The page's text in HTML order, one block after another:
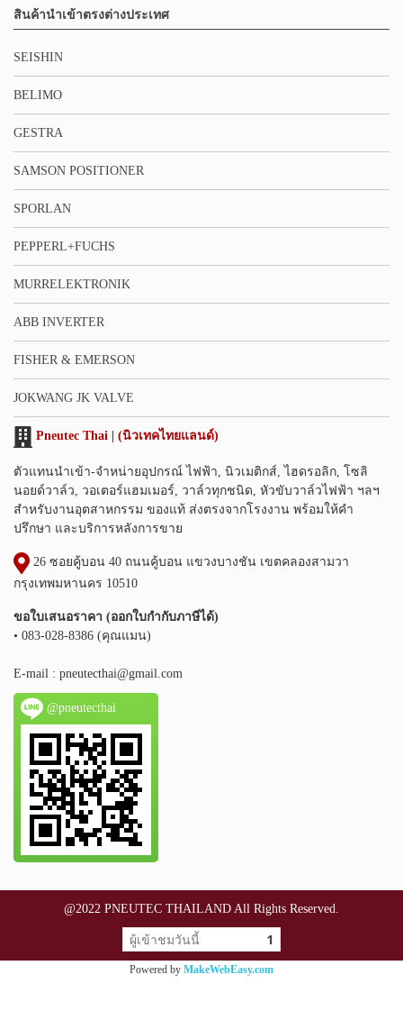
สินค้านำเข้าตรงต่างประเทศ
SEISHIN
BELIMO
GESTRA
SAMSON POSITIONER
SPORLAN
PEPPERL+FUCHS
MURRELEKTRONIK
ABB INVERTER
FISHER & EMERSON
JOKWANG JK VALVE
Pneutec Thai | (นิวเทคไทยแลนด์)
ตัวแทนนำเข้า-จำหน่ายอุปกรณ์ ไฟฟ้า, นิวเมติกส์, ไฮดรอลิก, โซลิ
นอยด์วาล์ว, วอเตอร์แฮมเมอร์, วาล์วทุกชนิด, หัวขับวาล์วไฟฟ้า ฯลฯ
สำหรับงานอุตสาหกรรม ของแท้ ส่งตรงจากโรงงาน พร้อมให้คำ
ปรึกษา และบริการหลังการขาย
26 ซอยคู้บอน 40 ถนนคู้บอน แขวงบางชัน เขตคลองสามวา
กรุงเทพมหานคร 10510
ขอใบเสนอราคา (ออกใบกำกับภาษีได้)
• 083-028-8386 (คุณแมน)
E-mail : pneutecthai@gmail.com
@pneutecthai
@2022 PNEUTEC THAILAND All Rights Reserved.
ผู้เข้าชมวันนี้ 1
Powered by MakeWebEasy.com